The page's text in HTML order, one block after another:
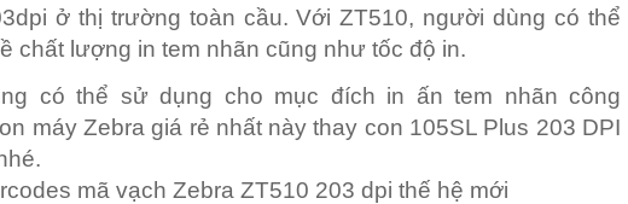
ở thị trường toàn cầu. Với ZT510, người dùng có thể
chất lượng in tem nhãn cũng như tốc độ in.
có thể sử dụng cho mục đích in ấn tem nhãn công
máy Zebra giá rẻ nhất này thay con 105SL Plus 203 DPI
mã vạch Zebra ZT510 203 dpi thế hệ mới